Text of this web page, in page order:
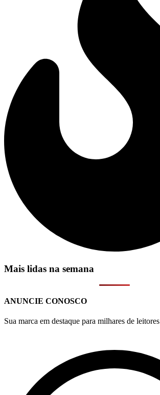
Mais lidas na semana
ANUNCIE CONOSCO
Sua marca em destaque para milhares de leitores